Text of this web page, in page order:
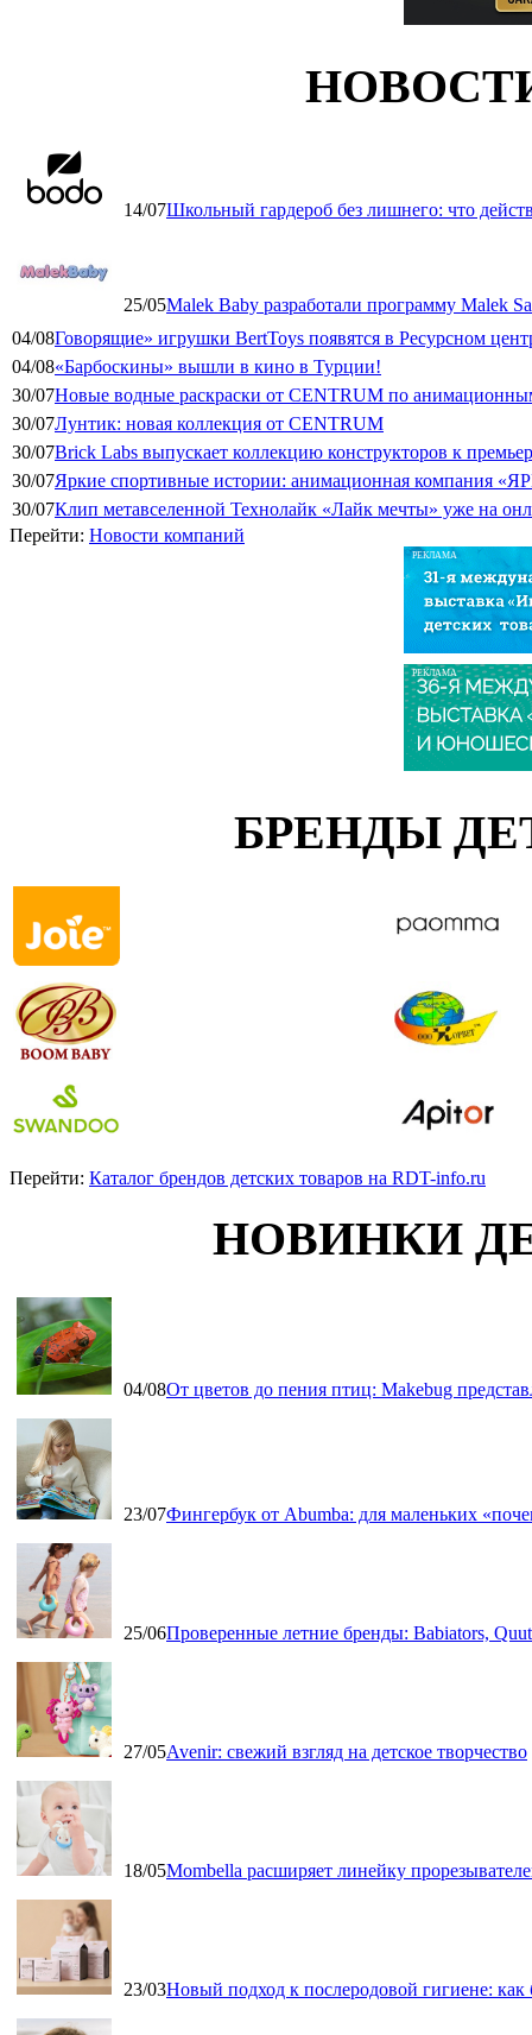
14/07Школьный гардероб без лишнего: что
25/05Malek Baby разработали программу Malek
04/08Говорящие» игрушки BertToys появятся в Ресурсном
04/08«Барбоскины» вышли в кино в Турции!
30/07Новые водные раскраски от CENTRUM по
30/07Лунтик: новая коллекция от CENTRUM
30/07Brick Labs выпускает коллекцию конструкторов к
30/07Яркие спортивные истории: анимационная компания
30/07Клип метавселенной Технолайк «Лайк мечты» уже на
Перейти: Новости компаний
РЕКЛАМА
РЕКЛАМА
БРЕНДЫ
Перейти: Каталог брендов детских товаров на RDT-info.ru
НОВИНКИ
04/08От цветов до пения птиц: Makebug
23/07Фингербук от Abumba: для маленьких
25/06Проверенные летние бренды: Babiators,
27/05Avenir: свежий взгляд на детское творчество
18/05Mombella расширяет линейку
23/03Новый подход к послеродовой гигиене: